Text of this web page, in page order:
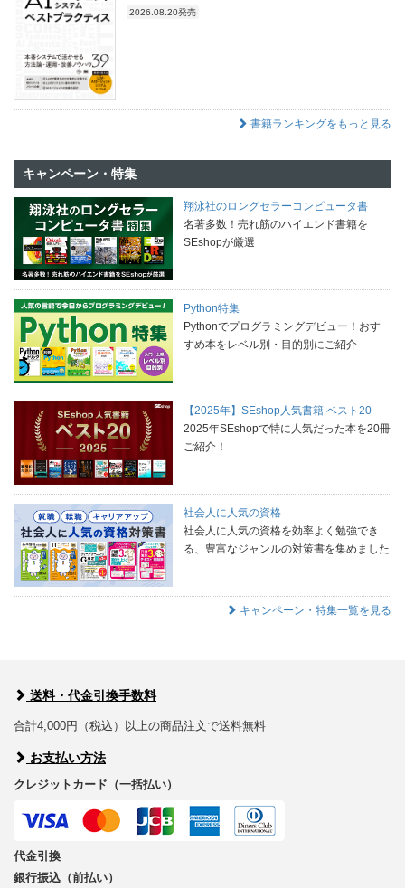
2026.08.20発売
書籍ランキングをもっと見る
キャンペーン・特集
翔泳社のロングセラーコンピュータ書
名著多数！売れ筋のハイエンド書籍を
SEshopが厳選
Python特集
Pythonでプログラミングデビュー！おす
すめ本をレベル別・目的別にご紹介
【2025年】SEshop人気書籍 ベスト20
2025年SEshopで特に人気だった本を20冊
ご紹介！
社会人に人気の資格
社会人に人気の資格を効率よく勉強でき
る、豊富なジャンルの対策書を集めました
キャンペーン・特集一覧を見る
送料・代金引換手数料
合計4,000円（税込）以上の商品注文で送料無料
お支払い方法
クレジットカード（一括払い）
代金引換
銀行振込（前払い）